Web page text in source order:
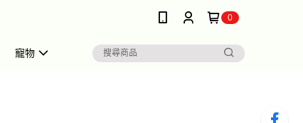
0
寵物